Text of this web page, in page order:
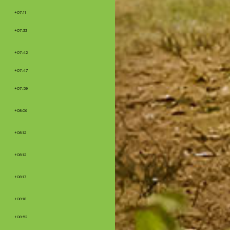
+07:11
+07:33
+07:42
+07:47
+07:59
+08:06
+08:12
+08:12
+08:17
+08:18
+08:52